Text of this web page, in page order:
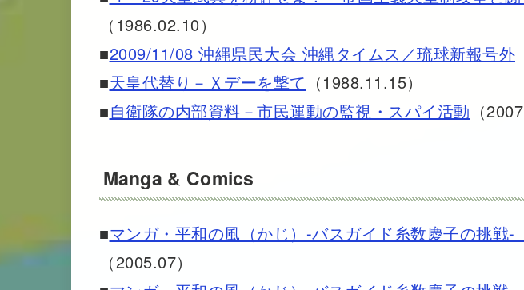
（1986.02.10）
■2009/11/08 沖縄県民大会 沖縄タイムス／琉球新報号外
■天皇代替り－Ｘデーを撃て （1988.11.15）
■自衛隊の内部資料－市民運動の監視・スパイ活動 （
Manga & Comics
■マンガ・平和の風（かじ）-バスガイド糸数慶子の挑戦-
（2005.07）